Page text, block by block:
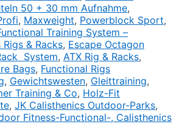
50 + 30 mm Aufnahme,
, Maxweight, Powerblock Sport,
Training System –
& Racks, Escape Octagon
System, ATX Rig & Racks,
Bags, Functional Rigs
, Gewichtswesten, Gleittraining,
Training & Co, Holz-Fit
, JK Calisthenics Outdoor-Parks,
Fitness-Functional-, Calisthenics